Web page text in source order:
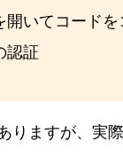
開いてコード
認証
りますが、実